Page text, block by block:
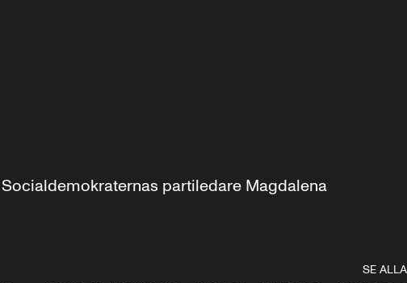
partiledare Magdalena
SE ALLA